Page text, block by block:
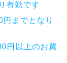
有効です
までとなり
円以上のお買